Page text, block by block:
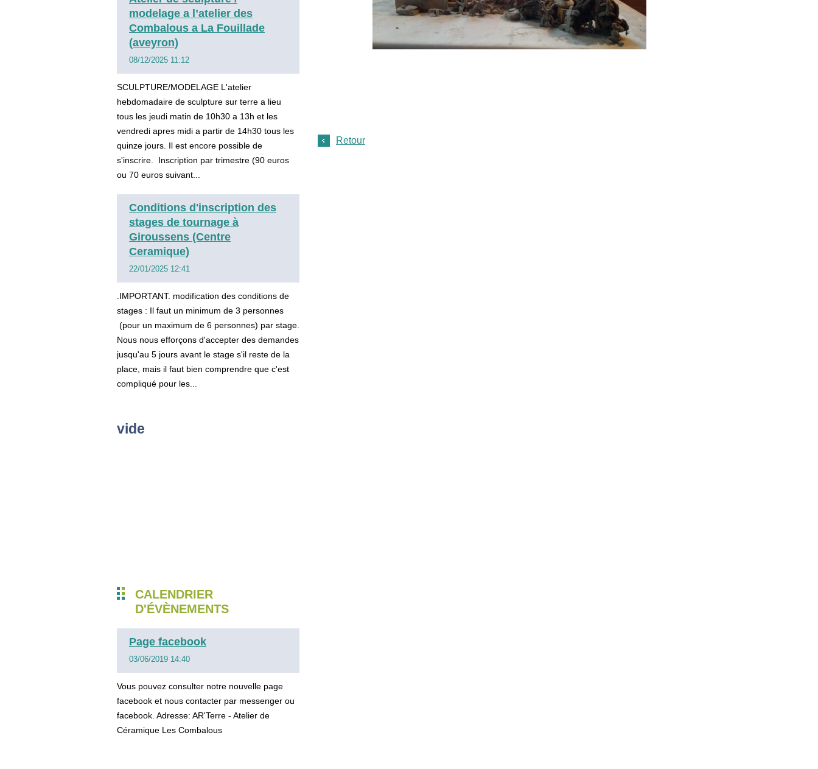
modelage a l’atelier des
Combalous a La Fouillade
(aveyron)
08/12/2025 11:12
SCULPTURE/MODELAGE L'atelier
hebdomadaire de sculpture sur terre a lieu
tous les jeudi matin de 10h30 a 13h et les
vendredi apres midi a partir de 14h30 tous les
quinze jours. Il est encore possible de
s'inscrire. Inscription par trimestre (90 euros
ou 70 euros suivant...
Conditions d'inscription des
stages de tournage à
Giroussens (Centre
Ceramique)
22/01/2025 12:41
.IMPORTANT. modification des conditions de
stages : Il faut un minimum de 3 personnes
(pour un maximum de 6 personnes) par stage.
Nous nous efforçons d'accepter des demandes
jusqu'au 5 jours avant le stage s'il reste de la
place, mais il faut bien comprendre que c'est
compliqué pour les...
vide
CALENDRIER
D'ÉVÈNEMENTS
Page facebook
03/06/2019 14:40
Vous pouvez consulter notre nouvelle page
facebook et nous contacter par messenger ou
facebook. Adresse: AR'Terre - Atelier de
Céramique Les Combalous
Retour